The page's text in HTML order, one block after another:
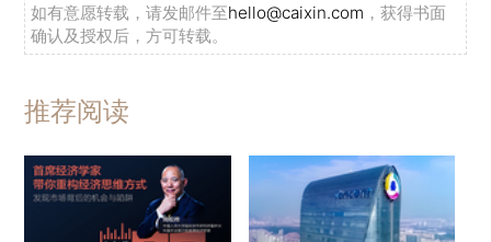
如有意愿转载，请发邮件至hello@caixin.com ，获得书面
确认及授权后，方可转载。
推荐阅读